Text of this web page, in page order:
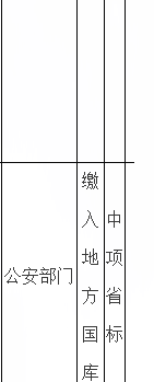
公安部门
缴
入
地
方
国
库
中
项
省
标